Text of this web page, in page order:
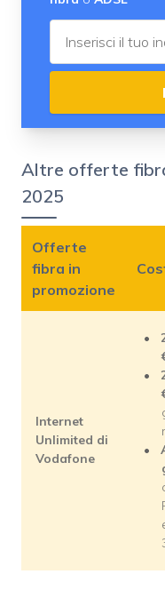
Altre offerte
2025
Offerte
fibra in
promozione
Internet
Unlimited di
Vodafone